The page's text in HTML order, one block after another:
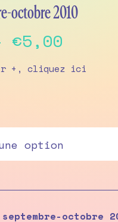
octobre 2010
€5,00
range:
€5,00
+, cliquez ici
octobre